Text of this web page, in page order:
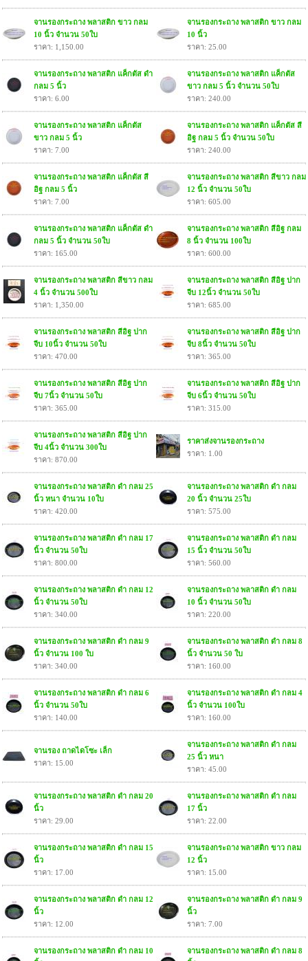
จานรองกระถาง พลาสติก ขาว กลม
10 นิ้ว จำนวน 50ใบ
ราคา: 1,150.00
จานรองกระถาง พลาสติก ขาว กลม
10 นิ้ว
ราคา: 25.00
จานรองกระถาง พลาสติก แค็กตัส ดำ
กลม 5 นิ้ว
ราคา: 6.00
จานรองกระถาง พลาสติก แค็กตัส
ขาว กลม 5 นิ้ว จำนวน 50ใบ
ราคา: 240.00
จานรองกระถาง พลาสติก แค็กตัส
ขาว กลม 5 นิ้ว
ราคา: 7.00
จานรองกระถาง พลาสติก แค็กตัส สี
อิฐ กลม 5 นิ้ว จำนวน 50ใบ
ราคา: 240.00
จานรองกระถาง พลาสติก แค็กตัส สี
อิฐ กลม 5 นิ้ว
ราคา: 7.00
จานรองกระถาง พลาสติก สีขาว กลม
12 นิ้ว จำนวน 50ใบ
ราคา: 605.00
จานรองกระถาง พลาสติก แค็กตัส ดำ
กลม 5 นิ้ว จำนวน 50ใบ
ราคา: 165.00
จานรองกระถาง พลาสติก สีอิฐ กลม
8 นิ้ว จำนวน 100ใบ
ราคา: 600.00
จานรองกระถาง พลาสติก สีขาว กลม
4 นิ้ว จำนวน 500ใบ
ราคา: 1,350.00
จานรองกระถาง พลาสติก สีอิฐ ปาก
จีบ 12นิ้ว จำนวน 50ใบ
ราคา: 685.00
จานรองกระถาง พลาสติก สีอิฐ ปาก
จีบ 10นิ้ว จำนวน 50ใบ
ราคา: 470.00
จานรองกระถาง พลาสติก สีอิฐ ปาก
จีบ 8นิ้ว จำนวน 50ใบ
ราคา: 365.00
จานรองกระถาง พลาสติก สีอิฐ ปาก
จีบ 7นิ้ว จำนวน 50ใบ
ราคา: 365.00
จานรองกระถาง พลาสติก สีอิฐ ปาก
จีบ 6นิ้ว จำนวน 50ใบ
ราคา: 315.00
จานรองกระถาง พลาสติก สีอิฐ ปาก
จีบ 4นิ้ว จำนวน 300ใบ
ราคา: 870.00
ราคาส่งจานรองกระถาง
ราคา: 1.00
จานรองกระถาง พลาสติก ดำ กลม 25
นิ้ว หนา จำนวน 10ใบ
ราคา: 420.00
จานรองกระถาง พลาสติก ดำ กลม
20 นิ้ว จำนวน 25ใบ
ราคา: 575.00
จานรองกระถาง พลาสติก ดำ กลม 17
นิ้ว จำนวน 50ใบ
ราคา: 800.00
จานรองกระถาง พลาสติก ดำ กลม
15 นิ้ว จำนวน 50ใบ
ราคา: 560.00
จานรองกระถาง พลาสติก ดำ กลม 12
นิ้ว จำนวน 50ใบ
ราคา: 340.00
จานรองกระถาง พลาสติก ดำ กลม
10 นิ้ว จำนวน 50ใบ
ราคา: 220.00
จานรองกระถาง พลาสติก ดำ กลม 9
นิ้ว จำนวน 100 ใบ
ราคา: 340.00
จานรองกระถาง พลาสติก ดำ กลม 8
นิ้ว จำนวน 50 ใบ
ราคา: 160.00
จานรองกระถาง พลาสติก ดำ กลม 6
นิ้ว จำนวน 50ใบ
ราคา: 140.00
จานรองกระถาง พลาสติก ดำ กลม 4
นิ้ว จำนวน 100ใบ
ราคา: 160.00
จานรอง ถาดไดโซะ เล็ก
ราคา: 15.00
จานรองกระถาง พลาสติก ดำ กลม
25 นิ้ว หนา
ราคา: 45.00
จานรองกระถาง พลาสติก ดำ กลม 20
นิ้ว
ราคา: 29.00
จานรองกระถาง พลาสติก ดำ กลม
17 นิ้ว
ราคา: 22.00
จานรองกระถาง พลาสติก ดำ กลม 15
นิ้ว
ราคา: 17.00
จานรองกระถาง พลาสติก ขาว กลม
12 นิ้ว
ราคา: 15.00
จานรองกระถาง พลาสติก ดำ กลม 12
นิ้ว
ราคา: 12.00
จานรองกระถาง พลาสติก ดำ กลม 9
นิ้ว
ราคา: 7.00
จานรองกระถาง พลาสติก ดำ กลม 10
จานรองกระถาง พลาสติก ดำ กลม 8